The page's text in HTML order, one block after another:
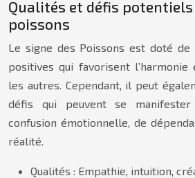
Qualités et défis potentiels
poissons
Le signe des Poissons est doté de
positives qui favorisent l’harmonie
les autres. Cependant, il peut
défis qui peuvent se
confusion émotionnelle, de
réalité.
Qualités : Empathie, intuition,